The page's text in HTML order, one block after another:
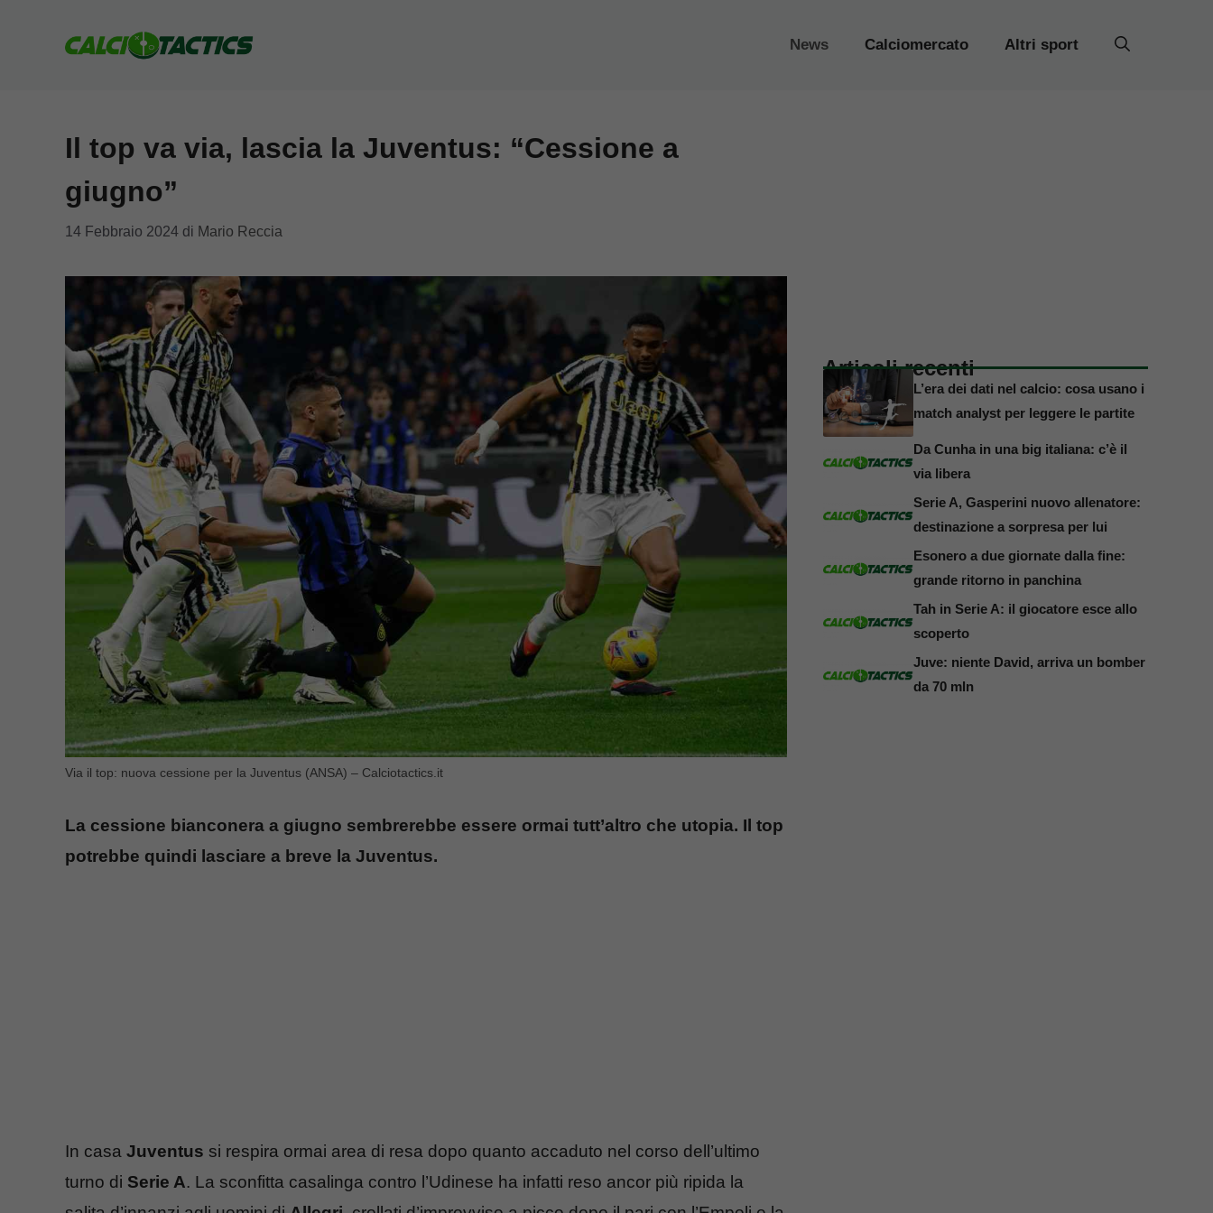
News Calciomercato Altri sport
Il top va via, lascia la Juventus: “Cessione a
giugno”
14 Febbraio 2024 di Mario Reccia
Via il top: nuova cessione per la Juventus (ANSA) – Calciotactics.it
La cessione bianconera a giugno sembrerebbe essere ormai tutt’altro che utopia. Il top
potrebbe quindi lasciare a breve la Juventus.
In casa Juventus si respira ormai area di resa dopo quanto accaduto nel corso dell’ultimo
turno di Serie A. La sconfitta casalinga contro l’Udinese ha infatti reso ancor più ripida la
Articoli recenti
L’era dei dati nel calcio: cosa usano i
match analyst per leggere le partite
Da Cunha in una big italiana: c’è il
via libera
Serie A, Gasperini nuovo allenatore:
destinazione a sorpresa per lui
Esonero a due giornate dalla fine:
grande ritorno in panchina
Tah in Serie A: il giocatore esce allo
scoperto
Juve: niente David, arriva un bomber
da 70 mln